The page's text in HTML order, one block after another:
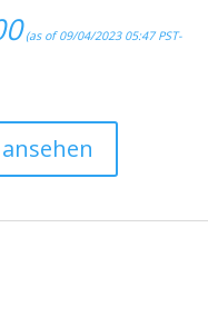
(as of 09/04/2023 05:47 PST-